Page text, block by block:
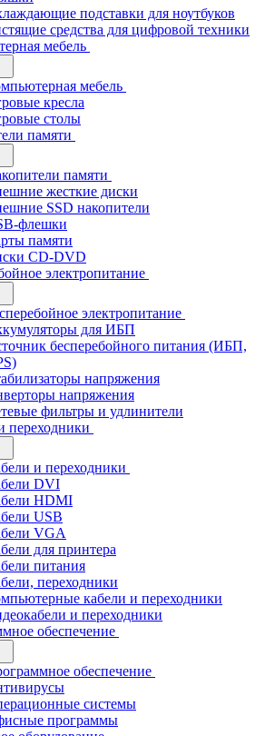
подставки для ноутбуков
средства для цифровой техники
мебель
мебель
кресла
столы
памяти
памяти
жесткие диски
SSD накопители
флешки
памяти
CD-DVD
электропитание
электропитание
для ИБП
бесперебойного питания (ИБП,
напряжения
напряжения
фильтры и удлинители
переходники
и переходники
DVI
HDMI
USB
VGA
для принтера
питания
переходники
кабели и переходники
и переходники
обеспечение
обеспечение
системы
программы